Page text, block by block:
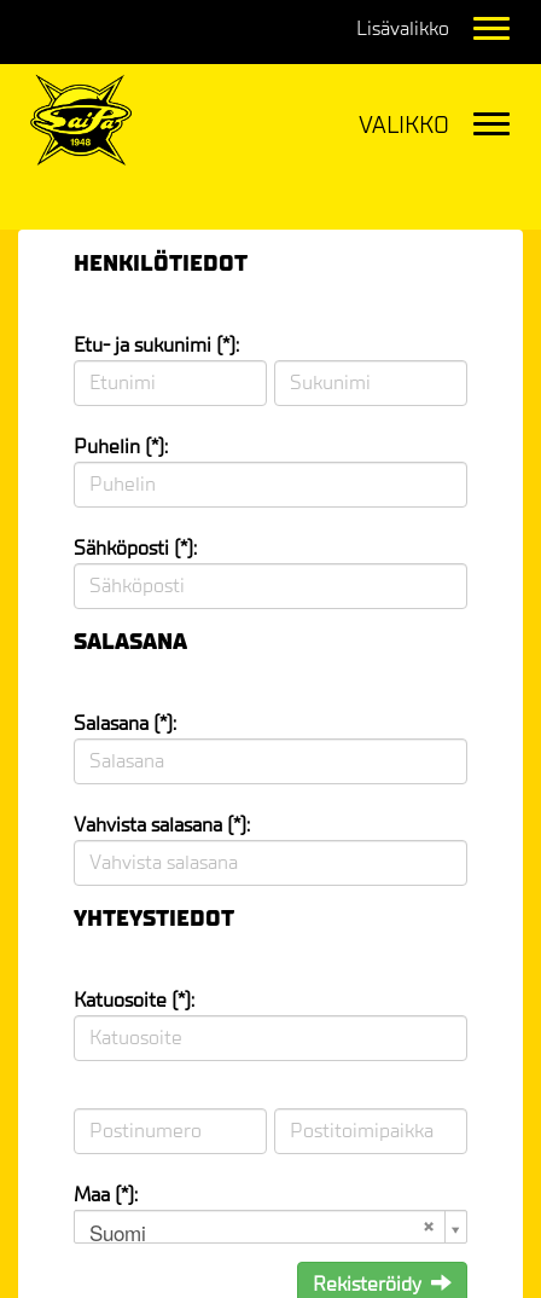
HENKILÖTIEDOT
Etu- ja sukunimi (*):
Puhelin (*):
Sähköposti (*):
SALASANA
Salasana (*):
Vahvista salasana (*):
YHTEYSTIEDOT
Katuosoite (*):
Maa (*):
Suomi
Rekisteröidy